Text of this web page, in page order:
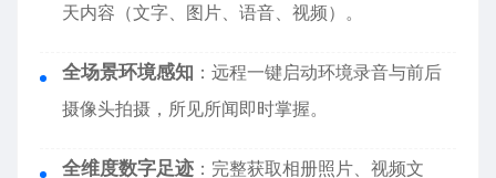
天内容（文字、图片、语音、视频）。
全场景环境感知 ：远程一键启动环境录音与前后
摄像头拍摄，所见所闻即时掌握。
全维度数字足迹 ：完整获取相册照片、视频文